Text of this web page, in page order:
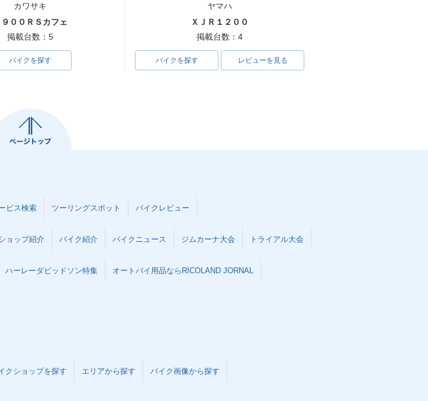
カワサキ
９００ＲＳカフェ
掲載台数：5
バイクを探す
ヤマハ
ＸＪＲ１２００
掲載台数：4
バイクを探す レビューを見る
ビス検索 ツーリングスポット バイクレビュー
ョップ紹介 バイク紹介 バイクニュース ジムカーナ大会 トライアル大会
ハーレーダビッドソン特集 オートバイ用品ならRICOLAND JORNAL
クショップを探す エリアから探す バイク画像から探す